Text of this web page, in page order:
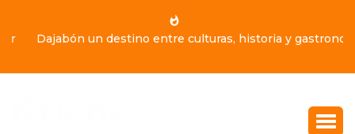
Dajabón un destino entre culturas, historia y gastronomía